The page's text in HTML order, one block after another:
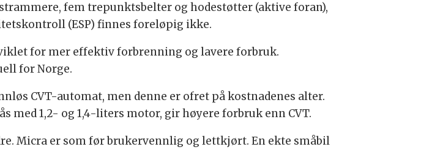
fem trepunktsbelter og hodestøtter (aktive foran),
(ESP) finnes foreløpig ikke.
for mer effektiv forbrenning og lavere forbruk.
for Norge.
CVT-automat, men denne er ofret på kostnadenes alter.
med 1,2- og 1,4-liters motor, gir høyere forbruk enn CVT.
Micra er som før brukervennlig og lettkjørt. En ekte småbil